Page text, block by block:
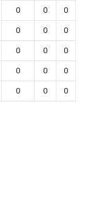
0 0 0
0 0 0
0 0 0
0 0 0
0 0 0